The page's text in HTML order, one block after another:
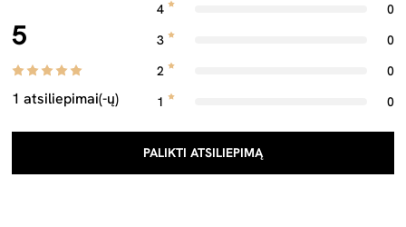
5
1 atsiliepimai(-ų)
4
0
3
0
2
0
1
0
PALIKTI ATSILIEPIMĄ